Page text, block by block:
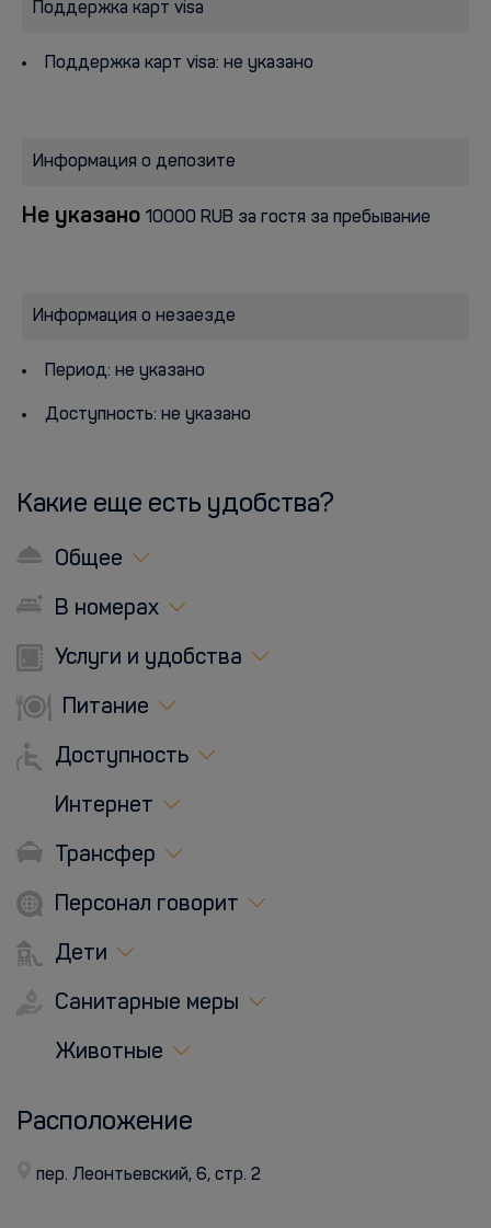
Поддержка карт visa
Поддержка карт visa: не указано
Информация о депозите
Не указано 10000 RUB за гостя за пребывание
Информация о незаезде
Период: не указано
Доступность: не указано
Какие еще есть удобства?
Общее
В номерах
Услуги и удобства
Питание
Доступность
Интернет
Трансфер
Персонал говорит
Дети
Санитарные меры
Животные
Расположение
пер. Леонтьевский, 6, стр. 2